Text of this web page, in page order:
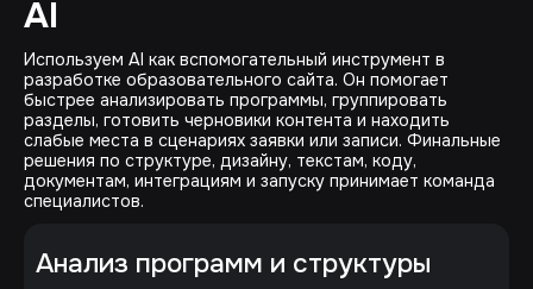
AI
Используем AI как вспомогательный инструмент в
разработке образовательного сайта. Он помогает
быстрее анализировать программы, группировать
разделы, готовить черновики контента и находить
слабые места в сценариях заявки или записи. Финальные
решения по структуре, дизайну, текстам, коду,
документам, интеграциям и запуску принимает команда
специалистов.
Анализ программ и структуры